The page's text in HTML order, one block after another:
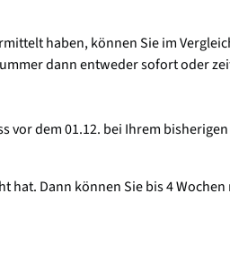
haben, können Sie im
dann entweder sofort oder
vor dem 01.12. bei Ihrem
Dann können Sie bis 4